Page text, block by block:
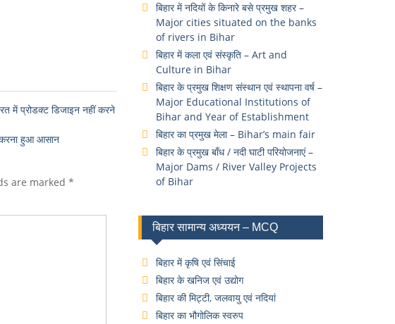
प्रोडक्ट डिजाइन नहीं करने
हुआ आसान
are marked *
बिहार में नदियों के किनारे बसे प्रमुख शहर –
Major cities situated on the banks
of rivers in Bihar
बिहार में कला एवं संस्कृति – Art and
Culture in Bihar
बिहार के प्रमुख शिक्षण संस्थान एवं स्थापना वर्ष –
Major Educational Institutions of
Bihar and Year of Establishment
बिहार का प्रमुख मेला – Bihar’s main fair
बिहार के प्रमुख बाँध / नदी घाटी परियोजनाएं –
Major Dams / River Valley Projects
of Bihar
बिहार सामान्य अध्ययन – MCQ
बिहार में कृषि एवं सिंचाई
बिहार के खनिज एवं उद्योग
बिहार की मिट्टी, जलवायु एवं नदियां
बिहार का भौगोलिक स्वरुप